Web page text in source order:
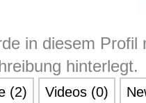
in diesem Profil
hinterlegt.
(2) Videos (0)